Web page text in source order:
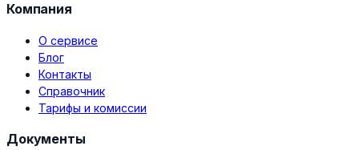
Компания
О сервисе
Блог
Контакты
Справочник
Тарифы и комиссии
Документы